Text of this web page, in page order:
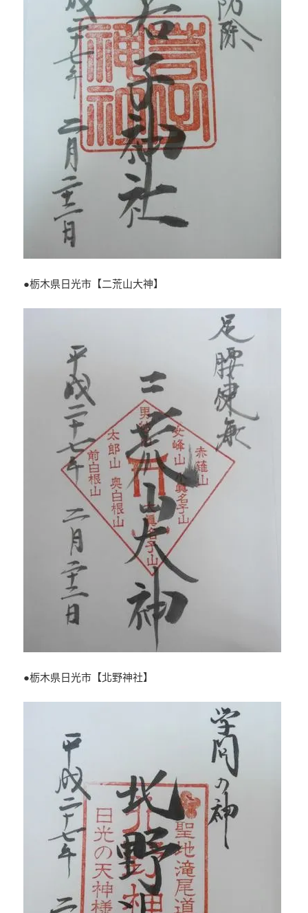
●栃木県日光市【二荒山大神】
●栃木県日光市【北野神社】